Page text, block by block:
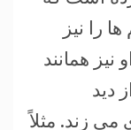
را نیز
همانند
دید
زند. مثلاً